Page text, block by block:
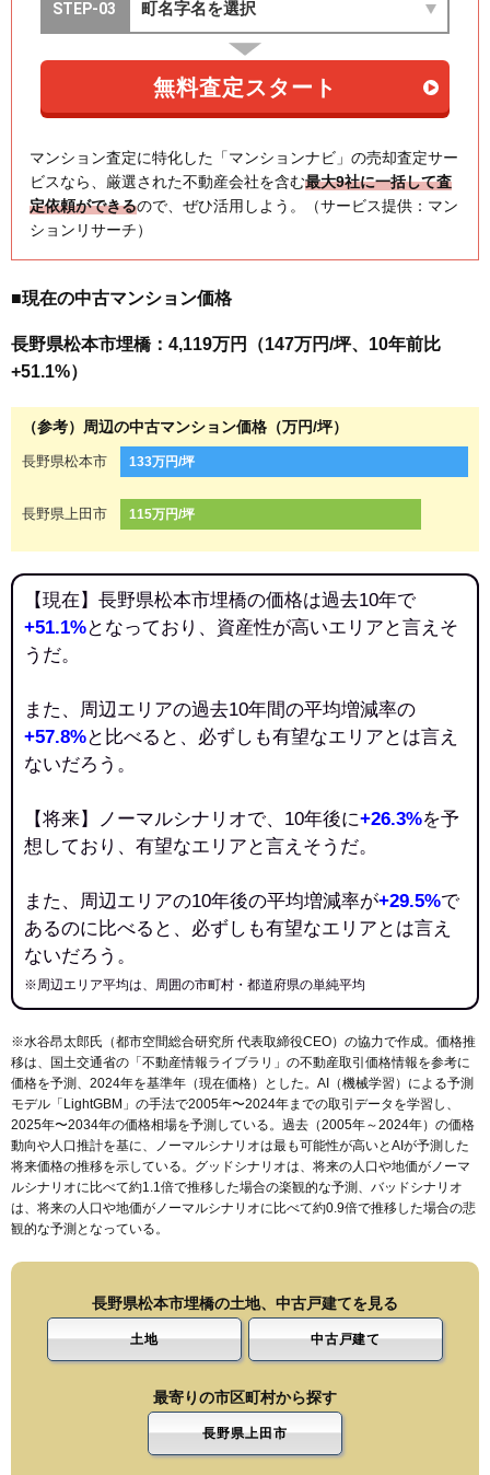
マンション査定に特化した「マンションナビ」の売却査定サー
ビスなら、厳選された不動産会社を含む最大9社に一括して査
定依頼ができるので、ぜひ活用しよう。（サービス提供：マン
ションリサーチ）
■現在の中古マンション価格
長野県松本市埋橋：4,119万円（147万円/坪、10年前比
+51.1%）
（参考）周辺の中古マンション価格（万円/坪）
長野県松本市 133万円/坪
長野県上田市 115万円/坪
【現在】長野県松本市埋橋の価格は過去10年で
+51.1%となっており、資産性が高いエリアと言えそ
うだ。
また、周辺エリアの過去10年間の平均増減率の
+57.8%と比べると、必ずしも有望なエリアとは言え
ないだろう。
【将来】ノーマルシナリオで、10年後に+26.3%を予
想しており、有望なエリアと言えそうだ。
また、周辺エリアの10年後の平均増減率が+29.5%で
あるのに比べると、必ずしも有望なエリアとは言え
ないだろう。
※周辺エリア平均は、周囲の市町村・都道府県の単純平均
※水谷昂太郎氏（都市空間総合研究所 代表取締役CEO）の協力で作成。価格推
移は、国土交通省の「 不動産情報ライブラリ 」の不動産取引価格情報を参考に
価格を予測、2024年を基準年（現在価格）とした。AI（機械学習）による予測
モデル「LightGBM」の手法で2005年〜2024年までの取引データを学習し、
2025年〜2034年の価格相場を予測している。過去（2005年～2024年）の価格
動向や人口推計を基に、ノーマルシナリオは最も可能性が高いとAIが予測した
将来価格の推移を示している。グッドシナリオは、将来の人口や地価がノーマ
ルシナリオに比べて約1.1倍で推移した場合の楽観的な予測、バッドシナリオ
は、将来の人口や地価がノーマルシナリオに比べて約0.9倍で推移した場合の悲
観的な予測となっている。
長野県松本市埋橋の土地、中古戸建てを見る
土地 中古戸建て
最寄りの市区町村から探す
長野県上田市